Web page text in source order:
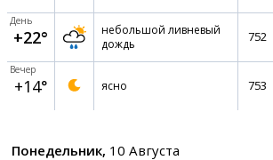
День
+22°
небольшой ливневый
дождь
752
Вечер
+14° ясно 753
Понедельник, 10 Августа